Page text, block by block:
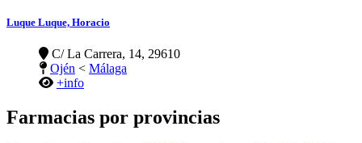
Luque Luque, Horacio
C/ La Carrera, 14, 29610
Ojén < Málaga
+info
Farmacias por provincias